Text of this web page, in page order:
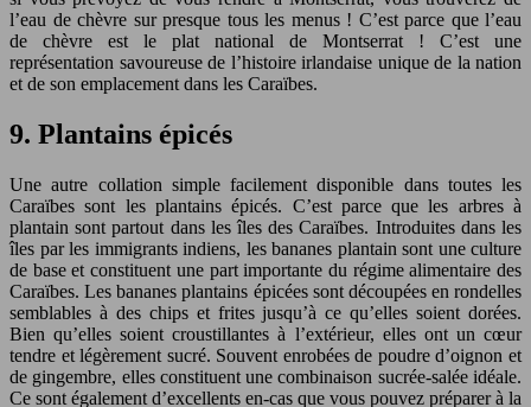
l’eau de chèvre sur presque tous les menus ! C’est parce que l’eau
de chèvre est le plat national de Montserrat ! C’est une
représentation savoureuse de l’histoire irlandaise unique de la nation
et de son emplacement dans les Caraïbes.
9. Plantains épicés
Une autre collation simple facilement disponible dans toutes les
Caraïbes sont les plantains épicés. C’est parce que les arbres à
plantain sont partout dans les îles des Caraïbes. Introduites dans les
îles par les immigrants indiens, les bananes plantain sont une culture
de base et constituent une part importante du régime alimentaire des
Caraïbes. Les bananes plantains épicées sont découpées en rondelles
semblables à des chips et frites jusqu’à ce qu’elles soient dorées.
Bien qu’elles soient croustillantes à l’extérieur, elles ont un cœur
tendre et légèrement sucré. Souvent enrobées de poudre d’oignon et
de gingembre, elles constituent une combinaison sucrée-salée idéale.
Ce sont également d’excellents en-cas que vous pouvez préparer à la